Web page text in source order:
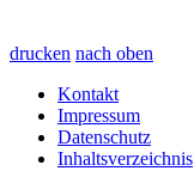
drucken nach oben
Kontakt
Impressum
Datenschutz
Inhaltsverzeichnis